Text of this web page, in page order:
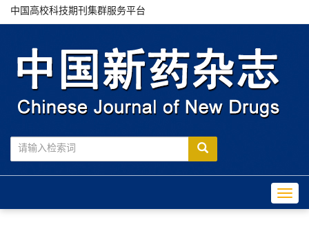
中国高校科技期刊集群服务平台